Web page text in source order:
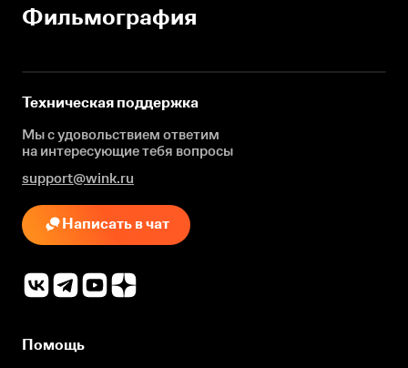
Фильмография
Техническая поддержка
Мы с удовольствием ответим
на интересующиетебя вопросы
support@wink.ru
Написать в чат
Помощь